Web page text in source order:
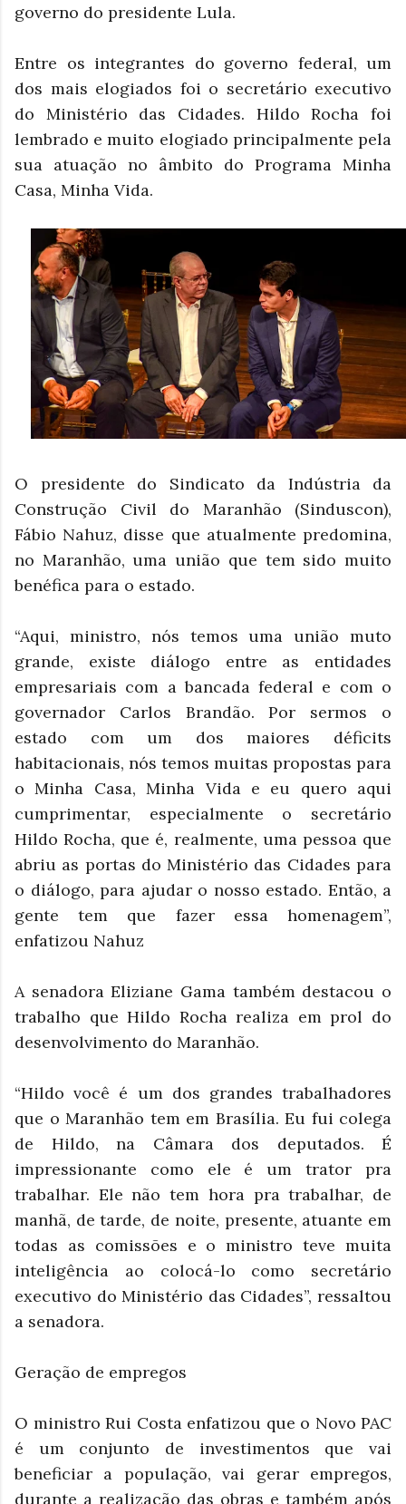
governo do presidente Lula.
Entre os integrantes do governo federal, um
dos mais elogiados foi o secretário executivo
do Ministério das Cidades. Hildo Rocha foi
lembrado e muito elogiado principalmente pela
sua atuação no âmbito do Programa Minha
Casa, Minha Vida.
O presidente do Sindicato da Indústria da
Construção Civil do Maranhão (Sinduscon),
Fábio Nahuz, disse que atualmente predomina,
no Maranhão, uma união que tem sido muito
benéfica para o estado.
“Aqui, ministro, nós temos uma união muto
grande, existe diálogo entre as entidades
empresariais com a bancada federal e com o
governador Carlos Brandão. Por sermos o
estado com um dos maiores déficits
habitacionais, nós temos muitas propostas para
o Minha Casa, Minha Vida e eu quero aqui
cumprimentar, especialmente o secretário
Hildo Rocha, que é, realmente, uma pessoa que
abriu as portas do Ministério das Cidades para
o diálogo, para ajudar o nosso estado. Então, a
gente tem que fazer essa homenagem”,
enfatizou Nahuz
A senadora Eliziane Gama também destacou o
trabalho que Hildo Rocha realiza em prol do
desenvolvimento do Maranhão.
“Hildo você é um dos grandes trabalhadores
que o Maranhão tem em Brasília. Eu fui colega
de Hildo, na Câmara dos deputados. É
impressionante como ele é um trator pra
trabalhar. Ele não tem hora pra trabalhar, de
manhã, de tarde, de noite, presente, atuante em
todas as comissões e o ministro teve muita
inteligência ao colocá-lo como secretário
executivo do Ministério das Cidades”, ressaltou
a senadora.
Geração de empregos
O ministro Rui Costa enfatizou que o Novo PAC
é um conjunto de investimentos que vai
beneficiar a população, vai gerar empregos,
durante a realização das obras e também após